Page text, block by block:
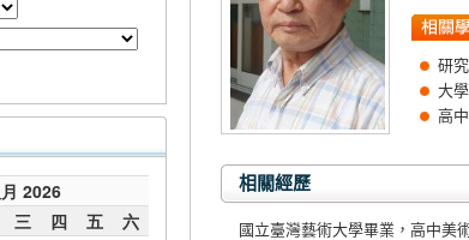
研
大
高
相關經歷
國立臺灣藝術大學畢業，高中美